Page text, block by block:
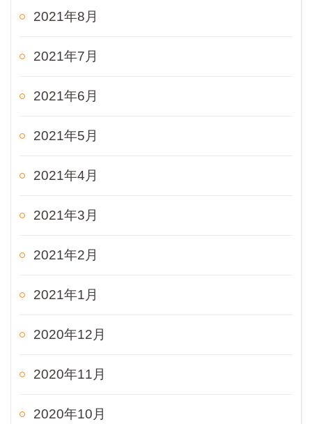
2021年8月
2021年7月
2021年6月
2021年5月
2021年4月
2021年3月
2021年2月
2021年1月
2020年12月
2020年11月
2020年10月